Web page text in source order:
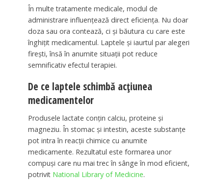
În multe tratamente medicale, modul de
administrare influențează direct eficiența. Nu doar
doza sau ora contează, ci și băutura cu care este
înghițit medicamentul. Laptele și iaurtul par alegeri
firești, însă în anumite situații pot reduce
semnificativ efectul terapiei.
De ce laptele schimbă acțiunea
medicamentelor
Produsele lactate conțin calciu, proteine și
magneziu. În stomac și intestin, aceste substanțe
pot intra în reacții chimice cu anumite
medicamente. Rezultatul este formarea unor
compuși care nu mai trec în sânge în mod eficient,
potrivit National Library of Medicine.